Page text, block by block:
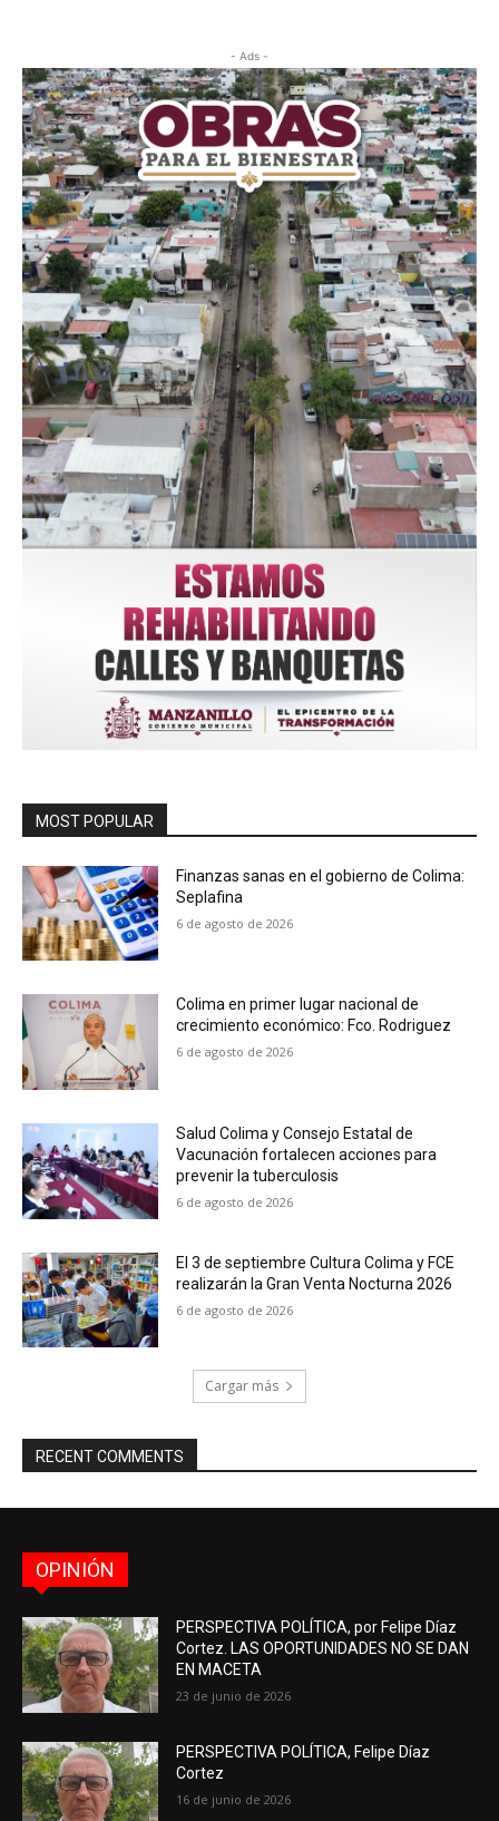
- Ads -
MOST POPULAR
Finanzas sanas en el gobierno de Colima:
Seplafina
6 de agosto de 2026
Colima en primer lugar nacional de
crecimiento económico: Fco. Rodriguez
6 de agosto de 2026
Salud Colima y Consejo Estatal de
Vacunación fortalecen acciones para
prevenir la tuberculosis
6 de agosto de 2026
El 3 de septiembre Cultura Colima y FCE
realizarán la Gran Venta Nocturna 2026
6 de agosto de 2026
Cargar más
RECENT COMMENTS
OPINIÓN
PERSPECTIVA POLÍTICA, por Felipe Díaz
Cortez. LAS OPORTUNIDADES NO SE DAN
EN MACETA
23 de junio de 2026
PERSPECTIVA POLÍTICA, Felipe Díaz
Cortez
16 de junio de 2026